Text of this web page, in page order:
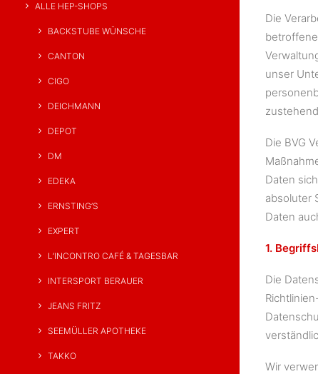
ALLE HEP-SHOPS
BACKSTUBE WÜNSCHE
CANTON
CIGO
DEICHMANN
DEPOT
DM
EDEKA
ERNSTING’S
EXPERT
L’INCONTRO CAFÉ & TAGESBAR
INTERSPORT BERAUER
JEANS FRITZ
SEEMÜLLER APOTHEKE
TAKKO
Die
unser
Die BVG
Daten
absoluter
Daten
1.
Die
Wir